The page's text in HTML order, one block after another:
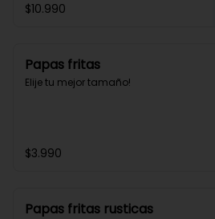
$10.990
Papas fritas
Elije tu mejor tamaño!
$3.990
Papas fritas rusticas